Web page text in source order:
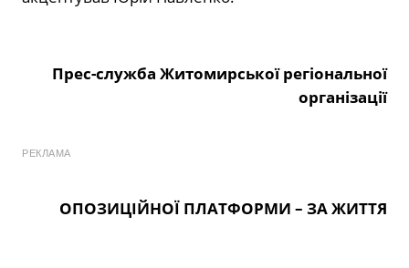
Прес-служба Житомирської регіональної
організації
РЕКЛАМА
ОПОЗИЦІЙНОЇ ПЛАТФОРМИ – ЗА ЖИТТЯ